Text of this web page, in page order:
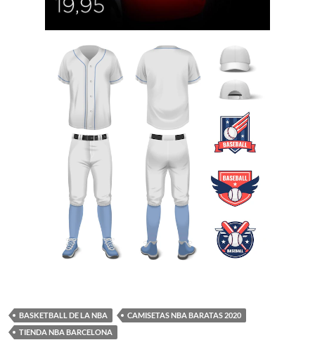
BASKETBALL DE LA NBA
CAMISETAS NBA BARATAS 2020
TIENDA NBA BARCELONA